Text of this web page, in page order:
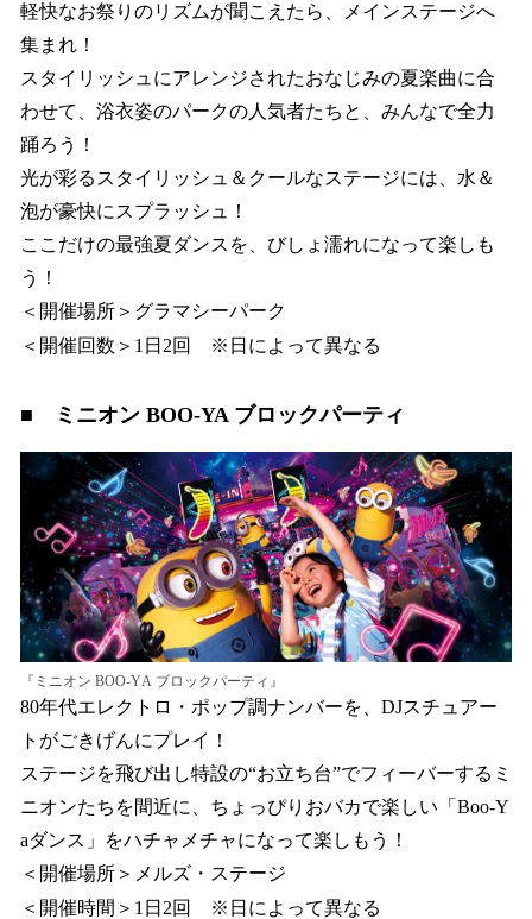
軽快なお祭りのリズムが聞こえたら、メインステージへ
集まれ！
スタイリッシュにアレンジされたおなじみの夏楽曲に合
わせて、浴衣姿のパークの人気者たちと、みんなで全力
踊ろう！
光が彩るスタイリッシュ＆クールなステージには、水＆
泡が豪快にスプラッシュ！
ここだけの最強夏ダンスを、びしょ濡れになって楽しも
う！
＜開催場所＞グラマシーパーク
＜開催回数＞1日2回 ※日によって異なる
■ ミニオン BOO-YA ブロックパーティ
『ミニオン BOO-YA ブロックパーティ』
80年代エレクトロ・ポップ調ナンバーを、DJスチュアー
トがごきげんにプレイ！
ステージを飛び出し特設の“お立ち台”でフィーバーするミ
ニオンたちを間近に、ちょっぴりおバカで楽しい「Boo-Y
aダンス」をハチャメチャになって楽しもう！
＜開催場所＞メルズ・ステージ
＜開催時間＞1日2回 ※日によって異なる